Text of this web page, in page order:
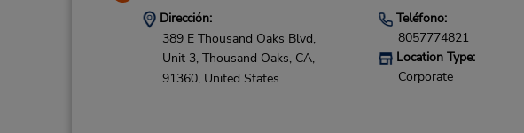
Dirección:
389 E Thousand Oaks Blvd,
Unit 3, Thousand Oaks, CA,
91360, United States
Teléfono:
8057774821
Location Type:
Corporate